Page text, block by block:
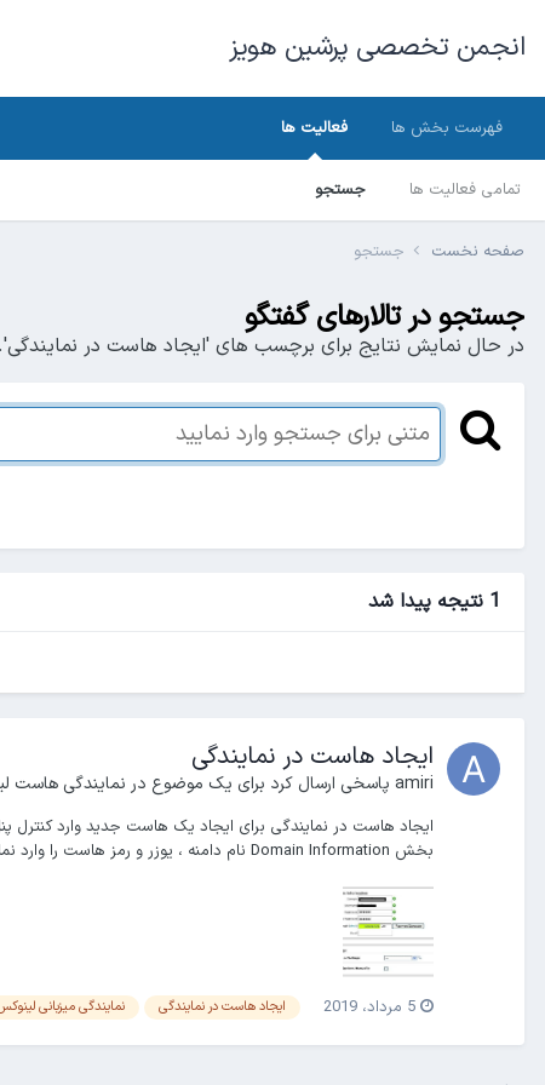
انجمن تخصصی پرشین هویز
فهرست بخش ها فعالیت ها
تمامی فعالیت ها جستجو
صفحه نخست جستجو
جستجو در تالارهای گفتگو
در حال نمایش نتایج برای برچسب های 'ایجاد هاست در نمایندگی'.
1 نتیجه پیدا شد
ایجاد هاست در نمایندگی
amiri پاسخی ارسال کرد برای یک موضوع در نمایندگی هاست
بخش Domain Information نام دامنه ، یوزر و رمز هاست را وارد نمایید. 3- در...
5 مرداد، 2019 ایجاد هاست در نمایندگی نمایندگی میزبانی